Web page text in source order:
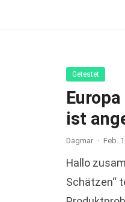
Getestet
ist
Dagmar · Feb.
Hallo
Schätzen“